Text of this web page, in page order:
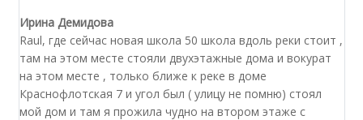
Ирина Демидова
Raul, где сейчас новая школа 50 школа вдоль реки стоит ,
там на этом месте стояли двухэтажные дома и вокурат
на этом месте , только ближе к реке в доме
Краснофлотская 7 и угол был ( улицу не помню) стоял
мой дом и там я прожила чудно на втором этаже с